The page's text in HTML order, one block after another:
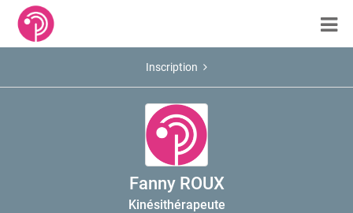
Inscription
Fanny ROUX
Kinésithérapeute